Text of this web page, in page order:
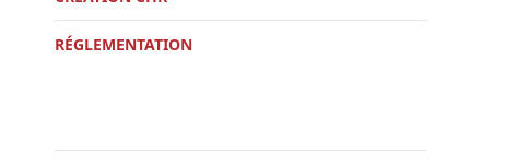
RÉGLEMENTATION